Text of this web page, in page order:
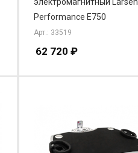
электромагнитный Larsen
Performance E750
Арт.: 33519
62 720 ₽